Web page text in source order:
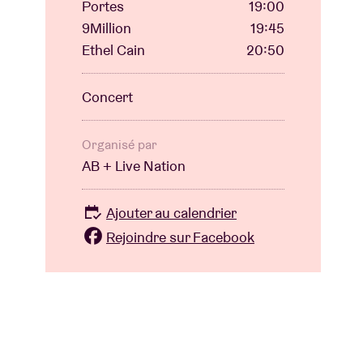
Portes
19:00
9Million
19:45
Ethel Cain
20:50
Concert
Organisé par
AB + Live Nation
Ajouter au calendrier
Rejoindre sur Facebook